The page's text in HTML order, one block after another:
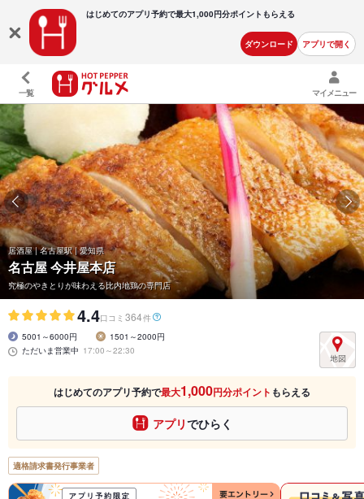
はじめてのアプリ予約で最大1,000円分ポイントもらえる
ダウンロード アプリで開く
一覧 マイメニュー
居酒屋 | 名古屋駅 | 愛知県
名古屋 今井屋本店
究極のやきとりが味わえる比内地鶏の専門店
4.4口コミ 364件
5001～6000円
1501～2000円
ただいま営業中 17:00～22:30
はじめてのアプリ予約で最大1,000円分ポイント もらえる
アプリでひらく
適格請求書発行事業者